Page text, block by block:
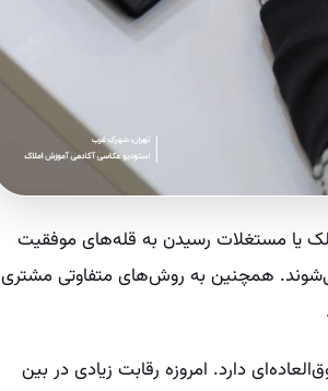
یا مستغلات رسیدن به قله‌های موفقیت
همچنین به روش‌های متفاوتی مشتری
دارد. امروزه رقابت زیادی در بین